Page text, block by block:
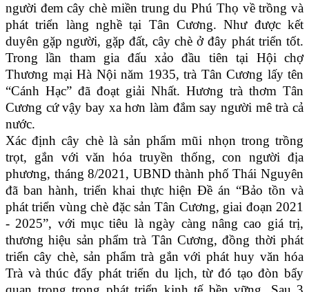
người đem cây chè miền trung du Phú Thọ về trồng và
phát triển làng nghề tại Tân Cương. Như được kết
duyên gặp người, gặp đất, cây chè ở đây phát triển tốt.
Trong lần tham gia đấu xảo đầu tiên tại Hội chợ
Thương mại Hà Nội năm 1935, trà Tân Cương lấy tên
“Cánh Hạc” đã đoạt giải Nhất. Hương trà thơm Tân
Cương cứ vậy bay xa hơn làm đắm say người mê trà cả
nước.
Xác định cây chè là sản phẩm mũi nhọn trong trồng
trọt, gắn với văn hóa truyền thống, con người địa
phương, tháng 8/2021, UBND thành phố Thái Nguyên
đã ban hành, triển khai thực hiện Đề án “Bảo tồn và
phát triển vùng chè đặc sản Tân Cương, giai đoạn 2021
- 2025”, với mục tiêu là ngày càng nâng cao giá trị,
thương hiệu sản phẩm trà Tân Cương, đồng thời phát
triển cây chè, sản phẩm trà gắn với phát huy văn hóa
Trà và thúc đẩy phát triển du lịch, từ đó tạo đòn bẩy